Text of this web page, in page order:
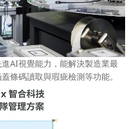
AI視覺能力，能解決製造業最
條碼讀取與瑕疵檢測等功能。